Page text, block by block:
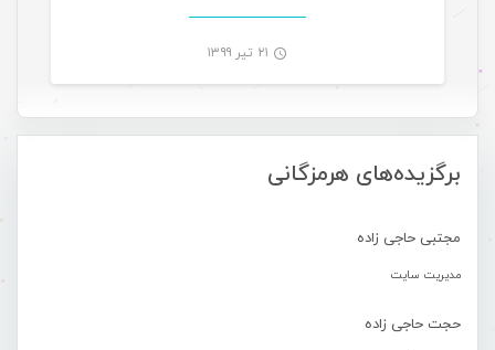
برگزیده‌های هرمزگانی
مجتبی حاجی زاده
مدیریت سایت
حجت حاجی زاده
۲۱ تیر ۱۳۹۹